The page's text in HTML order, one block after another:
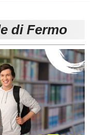
Carica la tua Rosa
di Fermo